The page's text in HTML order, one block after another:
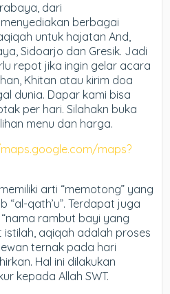
dari
berbagai
untuk hajatan And,
Sidoarjo dan Gresik. Jadi
repot jika ingin gelar acara
Khitan atau kirim doa
dunia. Dapar kami bisa
per hari. Silahakn buka
menu dan harga.
maps?
arti “memotong” yang
qath’u”. Terdapat juga
rambut bayi yang
istilah, aqiqah adalah proses
ternak pada hari
Hal ini dilakukan
kepada Allah SWT.